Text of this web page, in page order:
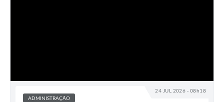
24 JUL 2026 - 08h18
ADMINISTRAÇÃO